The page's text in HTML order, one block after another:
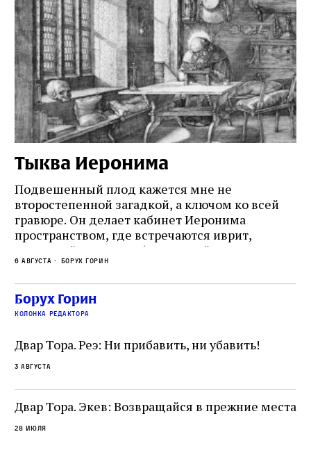
Тыква Иеронима
Подвешенный плод кажется мне не
второстепенной загадкой, а ключом ко всей
гравюре. Он делает кабинет Иеронима
пространством, где встречаются иврит,
греческий и латынь; буквальный смысл и
церковная традиция; филологическая
точность и понятность; переводчик,
убеждённый в необходимости исправления, и
читатель, воспринимающий исправление как
не просто покровитель переводчиков,
окружённый книгами. Перед нами человек,
одно решение которого вызвало возмущение
целой общины и стало частью многовекового
спора о том, кому принадлежит последнее
слово в переводе Библии
6 августа Борух Горин
Борух Горин
колонка редактора
Двар Тора. Реэ: Ни прибавить, ни убавить!
3 августа
Двар Тора. Экев: Возвращайся в прежние места
28 июля